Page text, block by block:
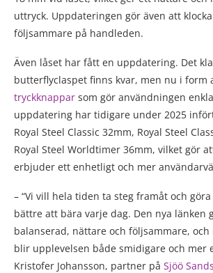
uttryck. Uppdateringen gör även att
följsammare på handleden.
Även låset har fått en uppdatering. Det
butterflyclaspet finns kvar, men nu i form
tryckknappar som gör användningen
uppdatering har tidigare under 2025
Royal Steel Classic 32mm, Royal Steel
Royal Steel Worldtimer 36mm, vilket gör
erbjuder ett enhetligt och mer
– “Vi vill hela tiden ta steg framåt och
bättre att bära varje dag. Den nya länken
balanserad, nättare och följsammare,
blir upplevelsen både smidigare och mer
Kristofer Johansson, partner på Sjöö